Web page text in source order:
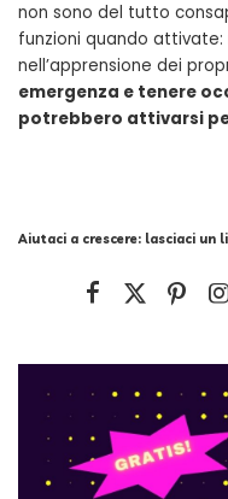
non sono del tutto
funzioni quando
nell’apprensione dei
emergenza e tenere
potrebbero attivarsi
Aiutaci a crescere: lasciaci un